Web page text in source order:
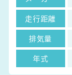
走行距離
排気量
年式